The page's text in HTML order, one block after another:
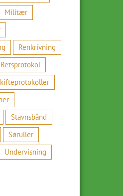
Militær
Renkrivning
Retsprotokol
Stavnsbånd
Søruller
Undervisning